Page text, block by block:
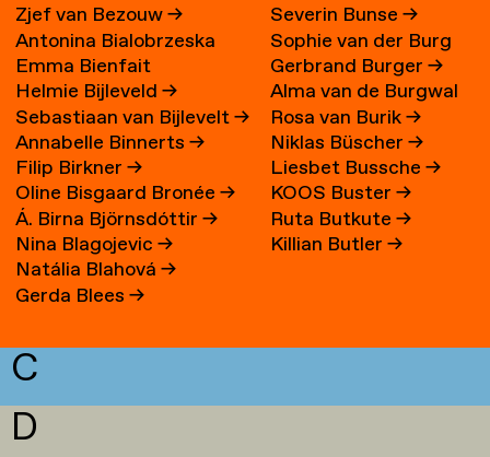
Zjef van Bezouw→
Antonina Bialobrzeska
Emma Bienfait
Helmie Bijleveld→
Sebastiaan van Bijlevelt→
Annabelle Binnerts→
Filip Birkner→
Oline Bisgaard Bronée→
Á. Birna Björnsdóttir→
Nina Blagojevic→
Natália Blahová→
Gerda Blees→
Severin Bunse→
Sophie van der Burg
Gerbrand Burger→
Alma van de Burgwal
Rosa van Burik→
Niklas Büscher→
Liesbet Bussche→
KOOS Buster→
Ruta Butkute→
Killian Butler→
C
D